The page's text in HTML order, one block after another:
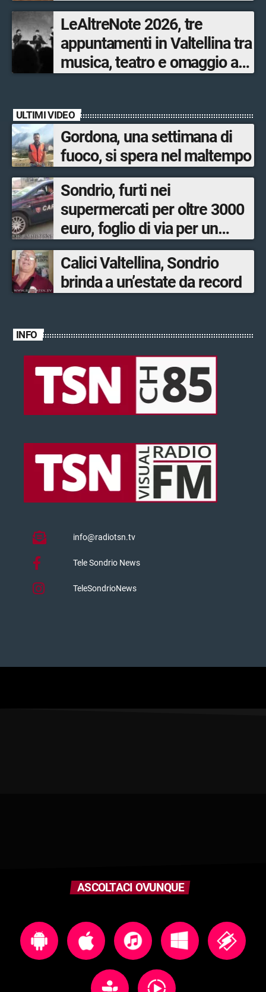
LeAltreNote 2026, tre
appuntamenti in Valtellina tra
musica, teatro e omaggio a
ULTIMI VIDEO
Gordona, una settimana di
fuoco, si spera nel maltempo
Sondrio, furti nei
supermercati per oltre 3000
euro, foglio di via per un
ventinovenne
Calici Valtellina, Sondrio
brinda a un’estate da record
INFO
info@radiotsn.tv
Tele Sondrio News
TeleSondrioNews
ASCOLTACI OVUNQUE